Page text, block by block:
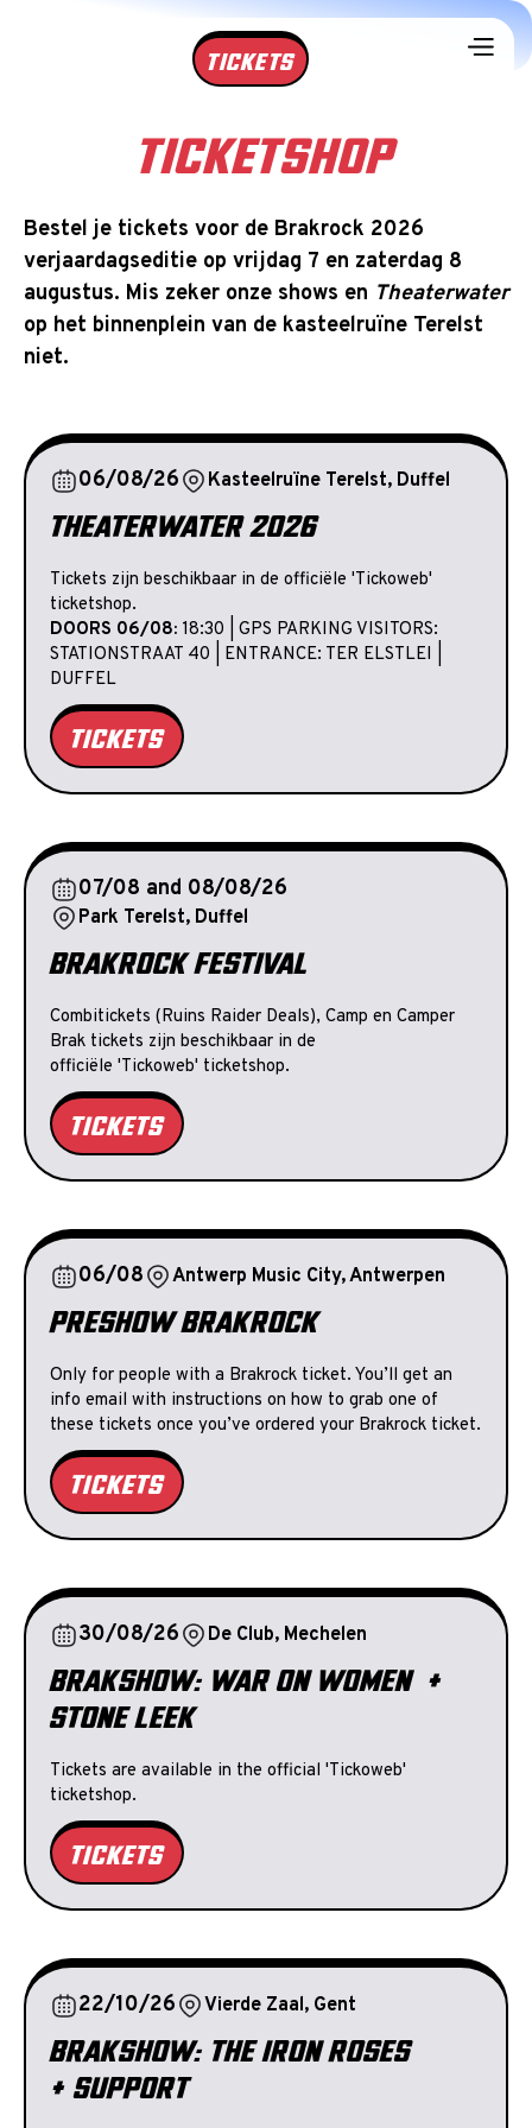
TICKETS
TICKETSHOP
Bestel je tickets voor de Brakrock 2026
verjaardagseditie op vrijdag 7 en zaterdag 8
augustus. Mis zeker onze shows en Theaterwater
op het binnenplein van de kasteelruïne Terelst
niet.
06/08/26 Kasteelruïne Terelst, Duffel
THEATERWATER 2026
Tickets zijn beschikbaar in de officiële 'Tickoweb'
ticketshop.
DOORS 06/08: 18:30 | GPS PARKING VISITORS:
STATIONSTRAAT 40 | ENTRANCE: TER ELSTLEI |
DUFFEL
TICKETS
07/08 and 08/08/26
Park Terelst, Duffel
BRAKROCK FESTIVAL
Combitickets (Ruins Raider Deals), Camp en Camper
Brak tickets zijn beschikbaar in de
officiële 'Tickoweb' ticketshop.
TICKETS
06/08 Antwerp Music City, Antwerpen
PRESHOW BRAKROCK
Only for people with a Brakrock ticket. You’ll get an
info email with instructions on how to grab one of
these tickets once you’ve ordered your Brakrock ticket.
TICKETS
30/08/26 De Club, Mechelen
BRAKSHOW: WAR ON WOMEN +
STONE LEEK
Tickets are available in the official 'Tickoweb'
ticketshop.
TICKETS
22/10/26 Vierde Zaal, Gent
BRAKSHOW: THE IRON ROSES
+ SUPPORT